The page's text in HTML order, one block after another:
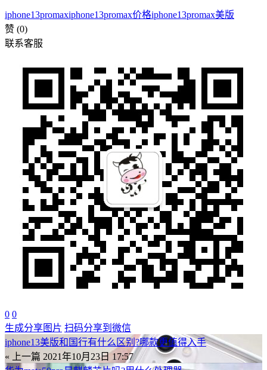
iphone13promaxiphone13promax价格iphone13promax美版
赞 (0)
联系客服
0 0
生成分享图片 扫码分享到微信
iphone13美版和国行有什么区别?哪款更值得入手
« 上一篇 2021年10月23日 17:57